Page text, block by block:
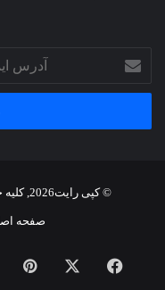
ایمیل
خود
وارد
© کپی رایت2026, کلیه حقوق برای دیدگاه پلاس محفوظ است.
صفحه
فیسبوک ایکس